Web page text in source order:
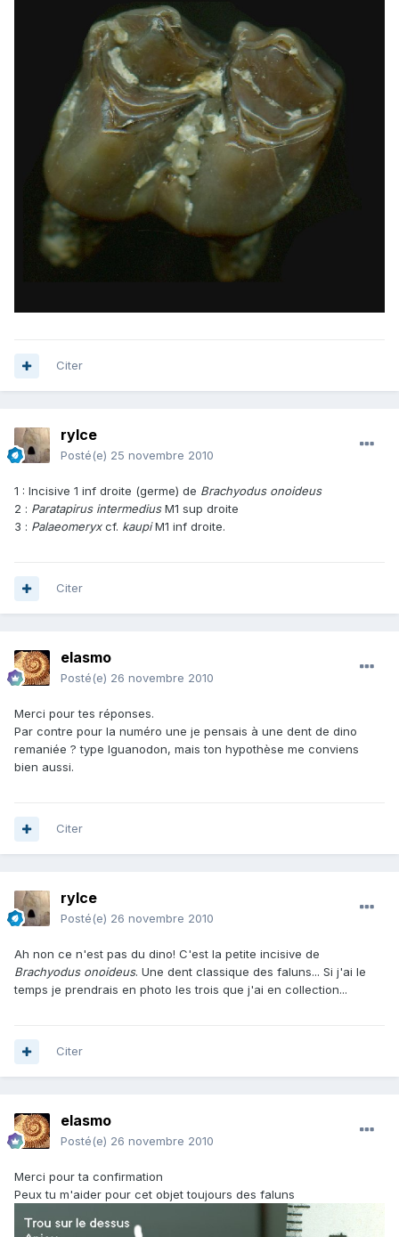
Citer
rylce
Posté(e) 25 novembre 2010
1 : Incisive 1 inf droite (germe) de Brachyodus onoideus
2 : Paratapirus intermediusM1 sup droite
3 : Palaeomeryxcf. kaupiM1 inf droite.
Citer
elasmo
Posté(e) 26 novembre 2010
Merci pour tes réponses.
Par contre pour la numéro une je pensais à une dent de dino
remaniée ? type Iguanodon, mais ton hypothèse me conviens
bien aussi.
Citer
rylce
Posté(e) 26 novembre 2010
Ah non ce n'est pas du dino! C'est la petite incisive de
Brachyodus onoideus. Une dent classique des faluns... Si j'ai le
temps je prendrais en photo les trois que j'ai en collection...
Citer
elasmo
Posté(e) 26 novembre 2010
Merci pour ta confirmation
Peux tu m'aider pour cet objet toujours des faluns